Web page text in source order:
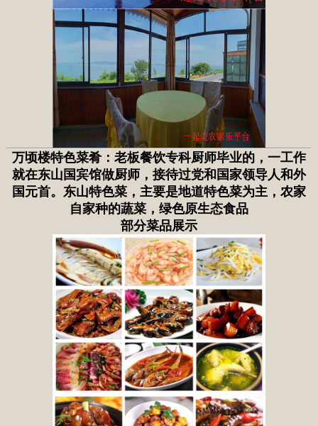
万顷楼特色菜肴：老板餐饮专科厨师毕业的，一工作
就在东山国宾馆做厨师，接待过党和国家领导人和外
国元首。东山特色菜，主要是地道特色菜为主，农家
自家种的蔬菜，绿色原生态食品
部分菜品展示